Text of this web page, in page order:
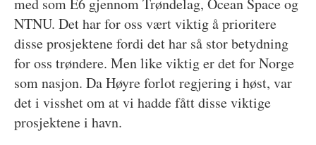
NTNU. Det har for oss vært viktig å prioritere
disse prosjektene fordi det har så stor betydning
for oss trøndere. Men like viktig er det for Norge
som nasjon. Da Høyre forlot regjering i høst, var
det i visshet om at vi hadde fått disse viktige
prosjektene i havn.